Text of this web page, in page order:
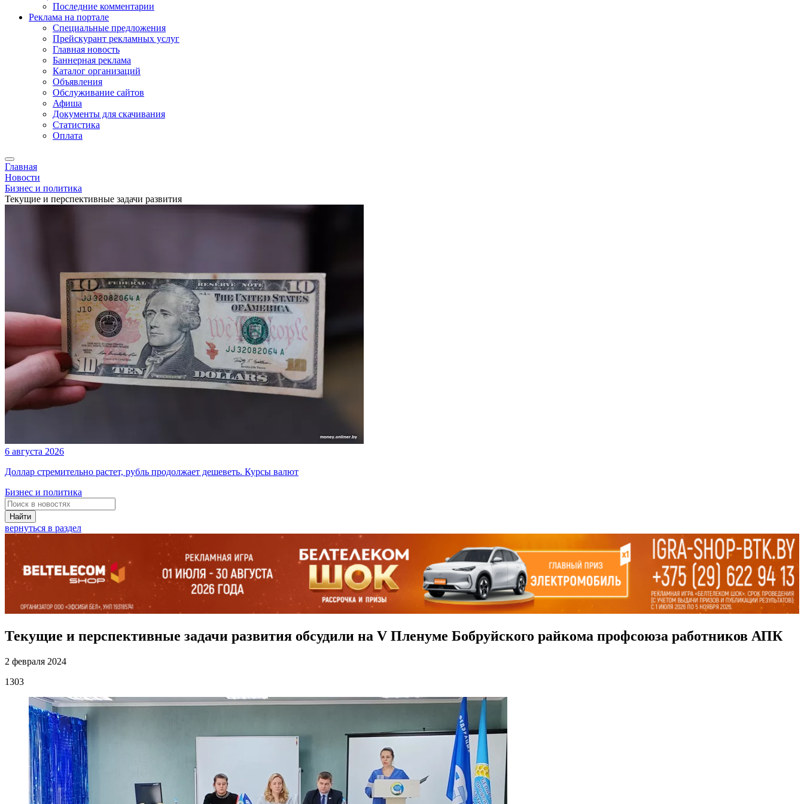
Последние комментарии
Реклама на портале
Специальные предложения
Прейскурант рекламных услуг
Главная новость
Баннерная реклама
Каталог организаций
Объявления
Обслуживание сайтов
Афиша
Документы для скачивания
Статистика
Оплата
Главная
Новости
Бизнес и политика
Текущие и перспективные задачи развития
6 августа 2026
Доллар стремительно растет, рубль продолжает дешеветь. Курсы валют
Бизнес и политика
Найти
вернуться в раздел
Текущие и перспективные задачи развития обсудили на V Пленуме Бобруйского райкома профсоюза работников АПК
2 февраля 2024
1303